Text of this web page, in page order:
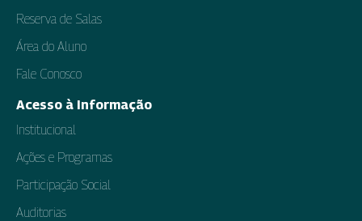
Reserva de Salas
Área do Aluno
Fale Conosco
Acesso à Informação
Institucional
Ações e Programas
Participação Social
Auditorias